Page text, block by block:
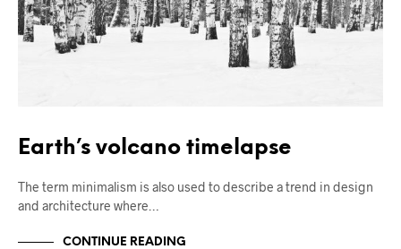
Earth’s volcano timelapse
The term minimalism is also used to describe a trend in design
and architecture where…
CONTINUE READING